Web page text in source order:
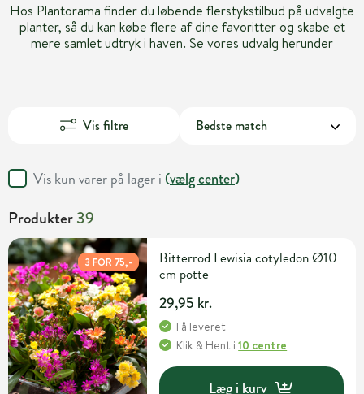
Hos Plantorama finder du løbende flerstykstilbud på udvalgte
planter, så du kan købe flere af dine favoritter og skabe et
mere samlet udtryk i haven. Se vores udvalg herunder
Vis filtre
Vis kun varer på lager i (vælg center)
Produkter39
3 FOR 75,-
Bitterrod Lewisia cotyledon Ø10
cm potte
29,95 kr.
Få leveret
Klik & Hent i10 centre
Læg i kurv